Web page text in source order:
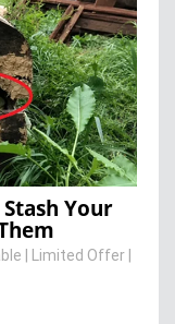
Your
| Limited Offer |